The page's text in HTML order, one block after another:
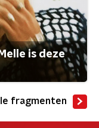
is deze
fragmenten